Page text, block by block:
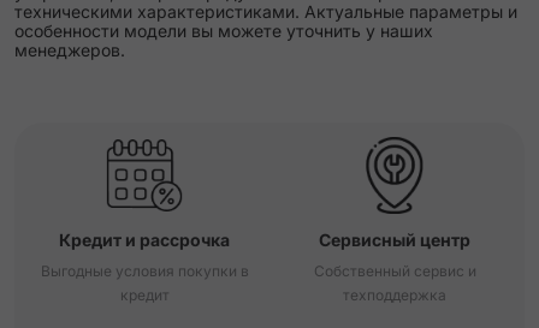
техническими характеристиками. Актуальные параметры и
особенности модели вы можете уточнить у наших
менеджеров.
Кредит и рассрочка
Выгодные условия покупки в
кредит
Сервисный центр
Собственный сервис и
техподдержка